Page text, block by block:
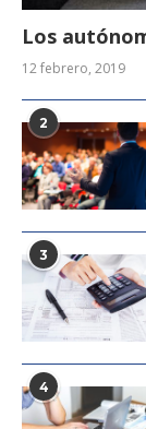
Los
12 febrero, 2019
2
3
4